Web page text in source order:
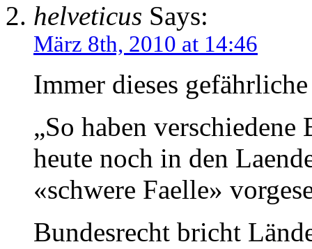
helveticus Says:
März 8th, 2010 at 14:46
Immer dieses
„So haben verschiedene
heute noch in den
«schwere Faelle»
Bundesrecht bricht